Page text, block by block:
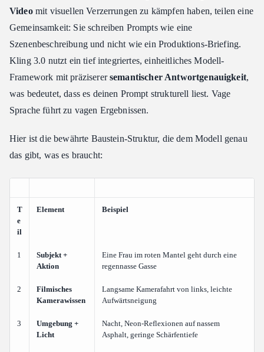
Videomit visuellen Verzerrungen zu kämpfen haben, teilen eine
Gemeinsamkeit: Sie schreiben Prompts wie eine
Szenenbeschreibung und nicht wie ein Produktions-Briefing.
Kling 3.0 nutzt ein tief integriertes, einheitliches Modell-
Framework mit präziserersemantischer Antwortgenauigkeit,
was bedeutet, dass es deinen Prompt strukturell liest. Vage
Sprache führt zu vagen Ergebnissen.
Hier ist die bewährte Baustein-Struktur, die dem Modell genau
das gibt, was es braucht:
T
e
il
Element Beispiel
1
Subjekt +
Aktion
Eine Frau im roten Mantel geht durch eine
regennasse Gasse
2
Filmisches
Kamerawissen
Langsame Kamerafahrt von links, leichte
Aufwärtsneigung
3
Umgebung +
Licht
Nacht, Neon-Reflexionen auf nassem
Asphalt, geringe Schärfentiefe